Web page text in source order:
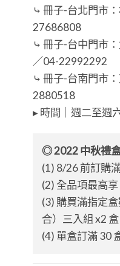
⤷ 冊子-台北門市
27686808
⤷ 冊子-台中門市
／04-22992292
⤷ 冊子-台南門市
2880518
▸ 時間｜週二至週
◎ 2022 中秋禮
(1) 8/26 前訂購
(2) 全品項最高
(3) 購買滿指定
合）三入組 x2 盒
(4) 單盒訂滿 30